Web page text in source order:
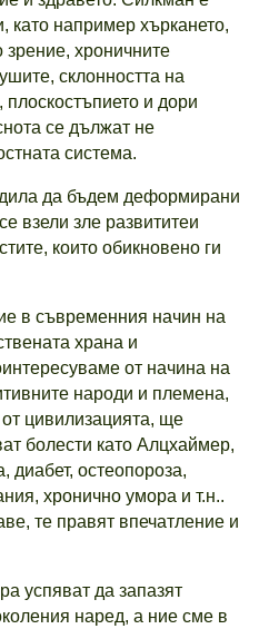
като например хъркането,
хроничните
склонността на
и дори
се дължат не
система.
да бъдем деформирани
взели зле развититеи
които обикновено ги
в съвременния начин на
храна и
от начина на
народи и племена,
цивилизацията, ще
болести като Алцхаймер,
диабет, остеопороза,
хронично умора и т.н..
те правят впечатление и
успяват да запазят
наред, а ние сме в